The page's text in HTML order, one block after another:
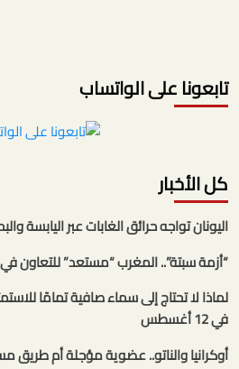
تابعونا على الواتساب
كل الأخبار
اليونان تواجه حرائق الغابات عبر اليابسة
“أزمة سبتة”.. المغرب “مستعد” للتعاون
لماذا لا تحتاج إلى سماء صافية تمامًا
في 12 أغسطس
أوكرانيا والناتو.. عضوية مؤجلة أم طريق